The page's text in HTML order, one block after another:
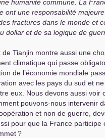
humanité commune. La
ont une responsabilité
fractures dans le monde et
dollar et de sa logique de
de Tianjin montre aussi une
climatique qui passe
de l’économie mondiale
avec les pays du sud et
eux. Nous devons aussi voir
pouvons-nous intervenir
et non de guerre,
pour que la France participe
?